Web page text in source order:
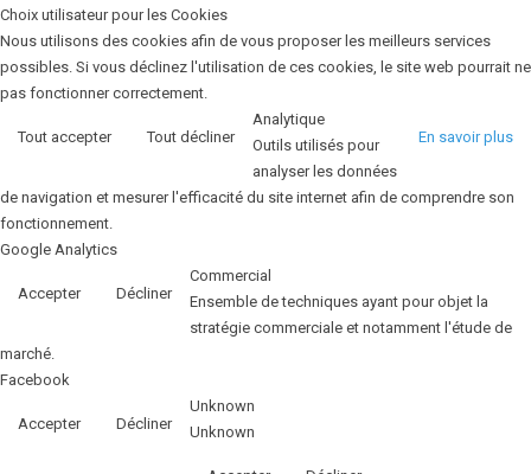
Choix utilisateur pour les Cookies
Nous utilisons des cookies afin de vous proposer les meilleurs services
possibles. Si vous déclinez l'utilisation de ces cookies, le site web pourrait ne
pas fonctionner correctement.
Tout accepter Tout décliner En savoir plus
Analytique
Outils utilisés pour
analyser les données
de navigation et mesurer l'efficacité du site internet afin de comprendre son
fonctionnement.
Google Analytics
Accepter Décliner
Commercial
Ensemble de techniques ayant pour objet la
stratégie commerciale et notamment l'étude de
marché.
Facebook
Accepter Décliner
Unknown
Unknown